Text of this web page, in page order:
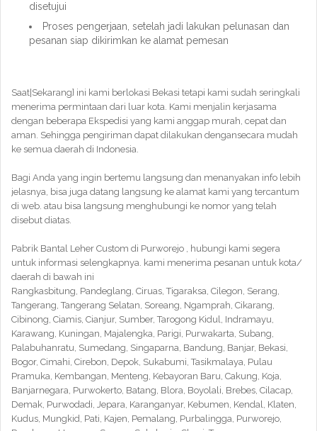
disetujui
Proses pengerjaan, setelah jadi lakukan pelunasan dan
pesanan siap dikirimkan ke alamat pemesan
Saat|Sekarang} ini kami berlokasi Bekasi tetapi kami sudah seringkali
menerima permintaan dari luar kota. Kami menjalin kerjasama
dengan beberapa Ekspedisi yang kami anggap murah, cepat dan
aman. Sehingga pengiriman dapat dilakukan dengansecara mudah
ke semua daerah di Indonesia.
Bagi Anda yang ingin bertemu langsung dan menanyakan info lebih
jelasnya, bisa juga datang langsung ke alamat kami yang tercantum
di web. atau bisa langsung menghubungi ke nomor yang telah
disebut diatas.
Pabrik Bantal Leher Custom di Purworejo , hubungi kami segera
untuk informasi selengkapnya. kami menerima pesanan untuk kota/
daerah di bawah ini
Rangkasbitung, Pandeglang, Ciruas, Tigaraksa, Cilegon, Serang,
Tangerang, Tangerang Selatan, Soreang, Ngamprah, Cikarang,
Cibinong, Ciamis, Cianjur, Sumber, Tarogong Kidul, Indramayu,
Karawang, Kuningan, Majalengka, Parigi, Purwakarta, Subang,
Palabuhanratu, Sumedang, Singaparna, Bandung, Banjar, Bekasi,
Bogor, Cimahi, Cirebon, Depok, Sukabumi, Tasikmalaya, Pulau
Pramuka, Kembangan, Menteng, Kebayoran Baru, Cakung, Koja,
Banjarnegara, Purwokerto, Batang, Blora, Boyolali, Brebes, Cilacap,
Demak, Purwodadi, Jepara, Karanganyar, Kebumen, Kendal, Klaten,
Kudus, Mungkid, Pati, Kajen, Pemalang, Purbalingga, Purworejo,